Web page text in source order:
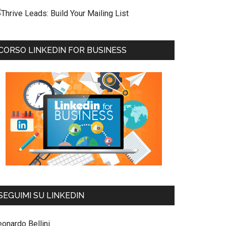
LINKEDIN FOR BUSINESS
SU LINKEDIN
Bellini